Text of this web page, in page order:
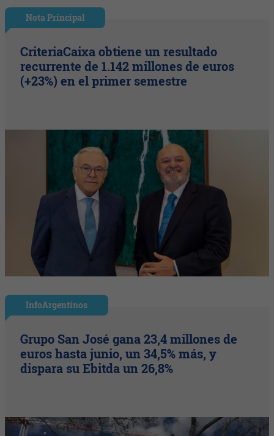
Nota Principal
CriteriaCaixa obtiene un resultado
recurrente de 1.142 millones de euros
(+23%) en el primer semestre
InfoArgentinos
Grupo San José gana 23,4 millones de
euros hasta junio, un 34,5% más, y
dispara su Ebitda un 26,8%